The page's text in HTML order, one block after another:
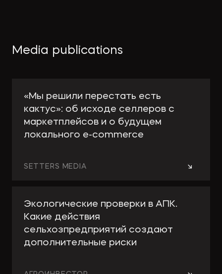
Media publications
«Мы решили перестать есть
кактус»: об исходе селлеров с
маркетплейсов и о будущем
локального e-сommerce
→
SETTERS MEDIA
Экологические проверки в АПК.
Какие действия
сельхозпредприятий создают
дополнительные риски